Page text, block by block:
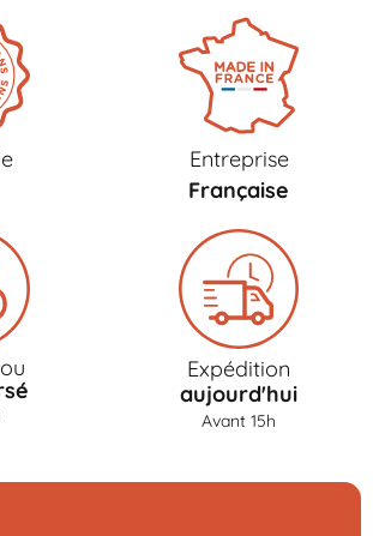
Entreprise
Française
Expédition
aujourd'hui
Avant 15h